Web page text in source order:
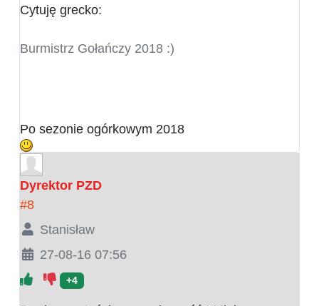
Cytuję grecko:
Burmistrz Gołańczy 2018 :)
Po sezonie ogórkowym 2018
Dyrektor PZD
#8
Stanisław
27-08-16 07:56
+4